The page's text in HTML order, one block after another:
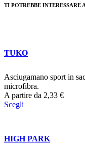
TI POTREBBE INTERESSARE
TUKO
Asciugamano sport in
microfibra.
A partire da 2,33 €
Scegli
HIGH PARK